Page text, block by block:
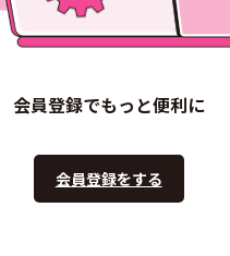
会員登録でもっと便利に
会員登録をする